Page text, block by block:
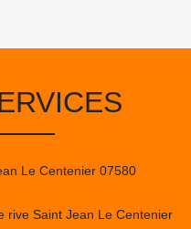
Le Centenier 07580
rive Saint Jean Le Centenier